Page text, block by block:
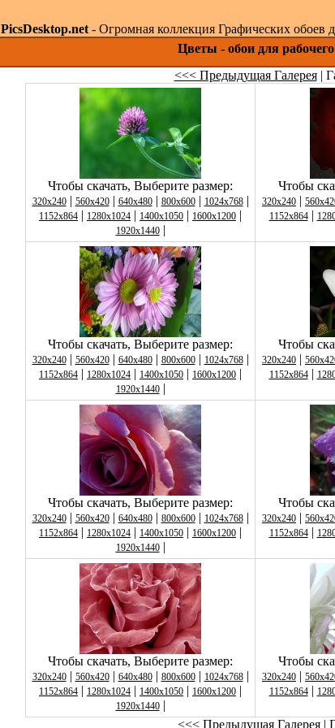
PicsDesktop.net- Огромная коллекция Графических обоев
Цветы - обои для
<<< Предыдущая Галерея|
Чтобы скачать, Выберите размер:
320x240| 560x420| 640x480| 800x600| 1024x768|
1152x864 | 1280x1024 | 1400x1050 | 1600x1200 |
1920x1440|
Чтобы
320x240 |
1152x864|
Чтобы скачать, Выберите размер:
320x240| 560x420| 640x480| 800x600| 1024x768|
1152x864 | 1280x1024 | 1400x1050 | 1600x1200 |
1920x1440|
Чтобы
320x240 |
1152x864|
Чтобы скачать, Выберите размер:
320x240| 560x420| 640x480| 800x600| 1024x768|
1152x864 | 1280x1024 | 1400x1050 | 1600x1200 |
1920x1440|
Чтобы
320x240 |
1152x864|
Чтобы скачать, Выберите размер:
320x240| 560x420| 640x480| 800x600| 1024x768|
1152x864 | 1280x1024 | 1400x1050 | 1600x1200 |
1920x1440|
Чтобы
320x240 |
1152x864|
<<< Предыдущая Галерея|